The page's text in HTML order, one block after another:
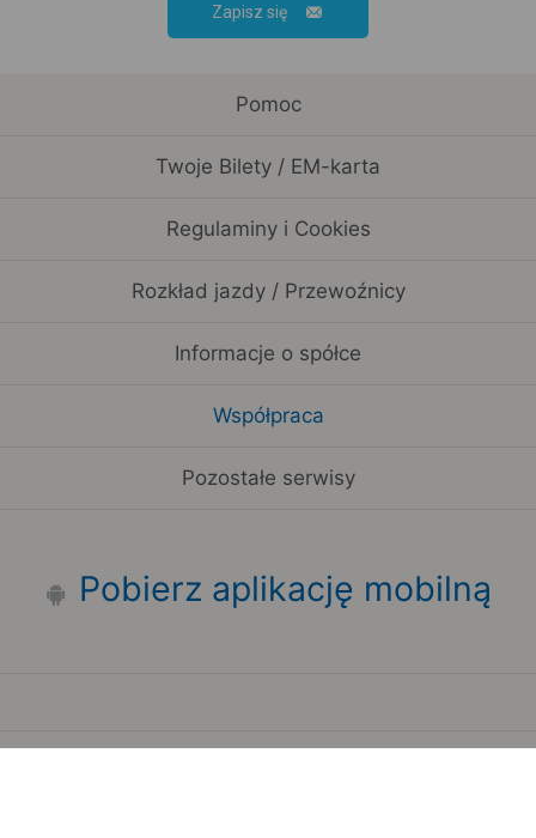
Zapisz się
Pomoc
Twoje Bilety / EM-karta
Regulaminy i Cookies
Rozkład jazdy / Przewoźnicy
Informacje o spółce
Współpraca
Pozostałe serwisy
Pobierz aplikację mobilną